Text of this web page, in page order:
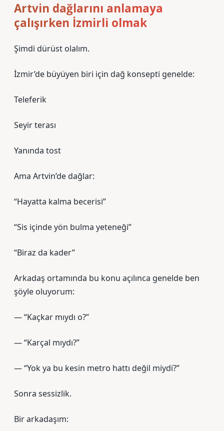
Artvin dağlarını anlamaya
çalışırken İzmirli olmak
Şimdi dürüst olalım.
İzmir’de büyüyen biri için dağ konsepti genelde:
Teleferik
Seyir terası
Yanında tost
Ama Artvin’de dağlar:
“Hayatta kalma becerisi”
“Sis içinde yön bulma yeteneği”
“Biraz da kader”
Arkadaş ortamında bu konu açılınca genelde ben
şöyle oluyorum:
— “Kaçkar mıydı o?”
— “Karçal mıydı?”
— “Yok ya bu kesin metro hattı değil miydi?”
Sonra sessizlik.
Bir arkadaşım: